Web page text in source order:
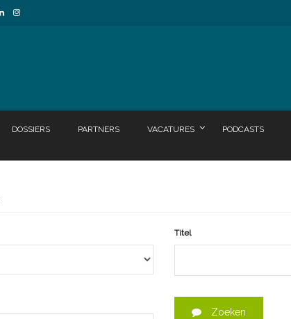
DOSSIERS PARTNERS VACATURES PODCASTS
Titel
Zoeken